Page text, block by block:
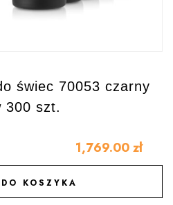
świec 70053 czarny
300 szt.
1,769.00 zł
KOSZYKA
ULUBIONYCH